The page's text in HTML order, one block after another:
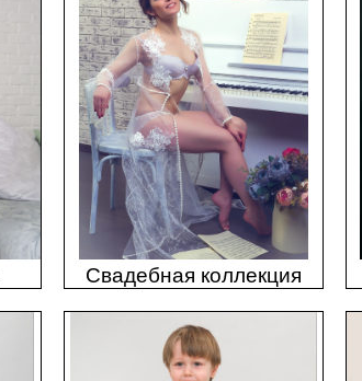
Свадебная коллекция